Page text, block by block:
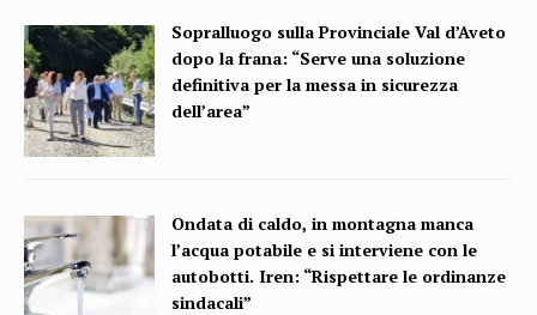
Sopralluogo sulla Provinciale Val d’Aveto
dopo la frana: “Serve una soluzione
definitiva per la messa in sicurezza
dell’area”
Ondata di caldo, in montagna manca
l’acqua potabile e si interviene con le
autobotti. Iren: “Rispettare le ordinanze
sindacali”